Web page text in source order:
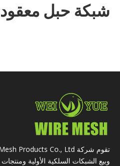
شبكة حبل معقود
وبيع الشبكات السلكية الأولية